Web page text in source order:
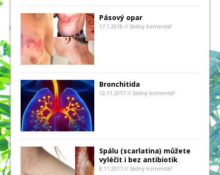
Pásový opar
17.1.2018 // žádný komentář
Bronchitida
12.11.2017 // žádný komentář
Spálu (scarlatina) můžete
vyléčit i bez antibiotik
8.11.2017 // žádný komentář